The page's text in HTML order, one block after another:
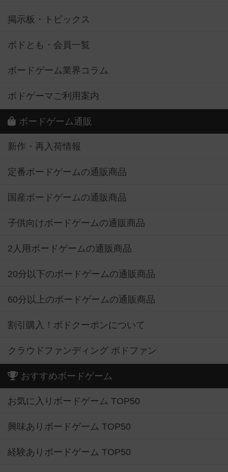
掲示板・トピックス
ボドとも・会員一覧
ボードゲーム業界コラム
ボドゲーマご利用案内
ボードゲーム通販
新作・再入荷情報
定番ボードゲームの通販商品
国産ボードゲームの通販商品
子供向けボードゲームの通販商品
2人用ボードゲームの通販商品
20分以下のボードゲームの通販商品
60分以上のボードゲームの通販商品
割引購入！ボドクーポンについて
クラウドファンディング ボドファン
おすすめボードゲーム
お気に入りボードゲーム TOP50
興味ありボードゲーム TOP50
経験ありボードゲーム TOP50